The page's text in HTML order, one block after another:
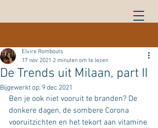
De Trends uit Milaan, part II
Elvire Rombouts
17 nov 2021 2 minuten om te lezen
Bijgewerkt op: 9 dec 2021
Ben je ook niet vooruit te branden? De
donkere dagen, de sombere Corona
vooruitzichten en het tekort aan vitamine